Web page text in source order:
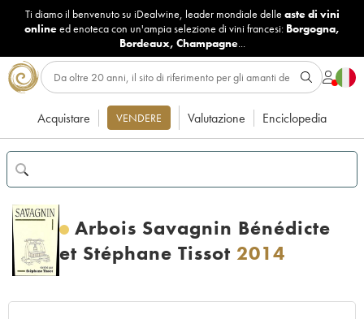
Ti diamo il benvenuto su iDealwine, leader mondiale delle aste di vini
onlineed enoteca con un'ampia selezione di vini francesi: Borgogna,
Bordeaux, Champagne...
Acquistare VENDERE Valutazione Enciclopedia
Arbois Savagnin Bénédicte
et Stéphane Tissot 2014